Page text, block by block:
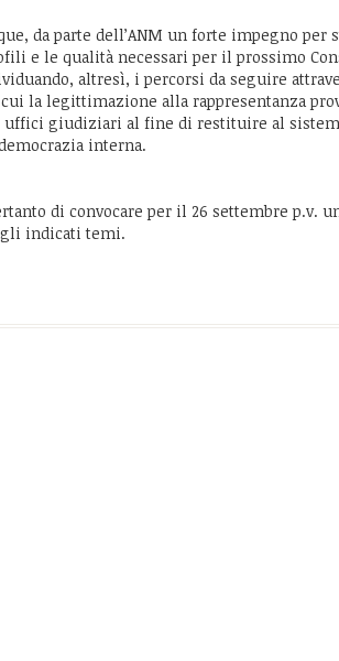
da parte dell’ANM un forte impegno
e le qualità necessari per il prossimo
altresì, i percorsi da seguire
la legittimazione alla rappresentanza
giudiziari al fine di restituire al
interna.
di convocare per il 26 settembre p.v.
indicati temi.